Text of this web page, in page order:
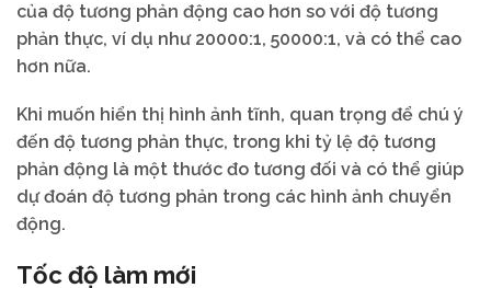
của độ tương phản động cao hơn so với độ tương
phản thực, ví dụ như 20000:1, 50000:1, và có thể cao
hơn nữa.
Khi muốn hiển thị hình ảnh tĩnh, quan trọng để chú ý
đến độ tương phản thực, trong khi tỷ lệ độ tương
phản động là một thước đo tương đối và có thể giúp
dự đoán độ tương phản trong các hình ảnh chuyển
động.
Tốc độ làm mới